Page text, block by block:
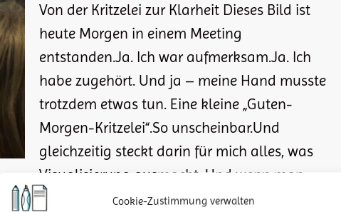
Cookie-Zustimmung verwalten
Von der Kritzelei zur Klarheit Dieses Bild ist
heute Morgen in einem Meeting
entstanden.Ja. Ich war aufmerksam.Ja. Ich
habe zugehört. Und ja – meine Hand musste
trotzdem etwas tun. Eine kleine „Guten-
Morgen-Kritzelei“.So unscheinbar.Und
gleichzeitig steckt darin für mich alles, was
Visualisierung ausmacht. Und wenn man
genauer hinschaut, merkt man:Kein Element